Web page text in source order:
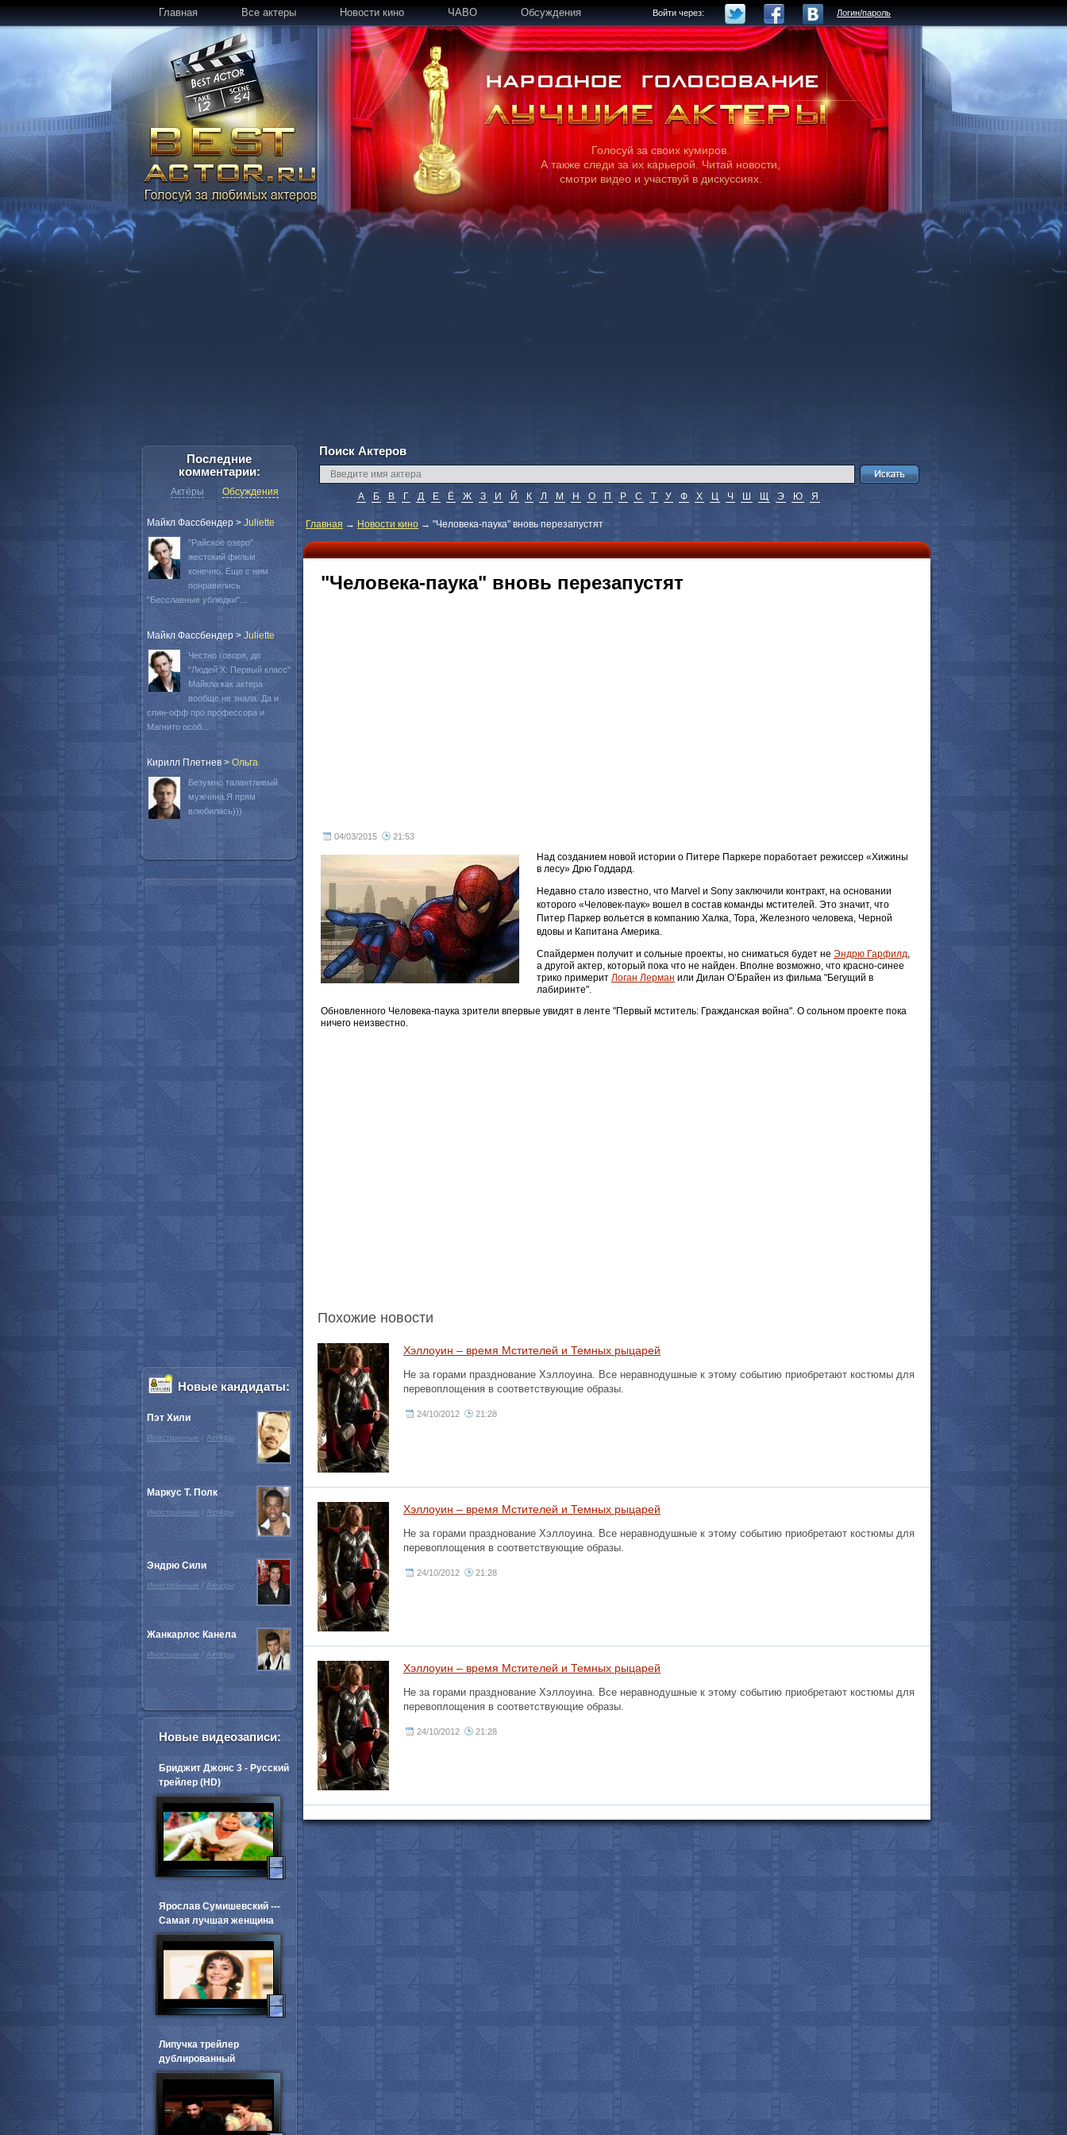
Главная Все актеры Новости кино ЧАВО Обсуждения Войти через: Логин/пароль
Голосуй за своих кумиров.
А также следи за их карьерой. Читай новости,
смотри видео и участвуй в дискуссиях.
Поиск Актеров
А Б В Г Д Е Ё Ж З И Й К Л М Н О П Р С Т У Ф Х Ц Ч Ш Щ Э Ю Я
Главная → Новости кино → "Человека-паука" вновь перезапустят
"Человека-паука" вновь перезапустят
04/03/2015 21:53
Над созданием новой истории о Питере Паркере поработает режиссер «Хижины
в лесу» Дрю Годдард.
Недавно стало известно, что Marvel и Sony заключили контракт, на основании
которого «Человек-паук» вошел в состав команды мстителей. Это значит, что
Питер Паркер вольется в компанию Халка, Тора, Железного человека, Черной
вдовы и Капитана Америка.
Спайдермен получит и сольные проекты, но сниматься будет не Эндрю Гарфилд,
а другой актер, который пока что не найден. Вполне возможно, что красно-синее
трико примерит Логан Лерман или Дилан О’Брайен из фильма "Бегущий в
лабиринте".
Обновленного Человека-паука зрители впервые увидят в ленте "Первый мститель: Гражданская война". О сольном проекте пока
ничего неизвестно.
Похожие новости
Хэллоуин – время Мстителей и Темных рыцарей
Не за горами празднование Хэллоуина. Все неравнодушные к этому событию приобретают костюмы для
перевоплощения в соответствующие образы.
24/10/2012 21:28
Хэллоуин – время Мстителей и Темных рыцарей
Не за горами празднование Хэллоуина. Все неравнодушные к этому событию приобретают костюмы для
перевоплощения в соответствующие образы.
24/10/2012 21:28
Хэллоуин – время Мстителей и Темных рыцарей
Не за горами празднование Хэллоуина. Все неравнодушные к этому событию приобретают костюмы для
перевоплощения в соответствующие образы.
24/10/2012 21:28
Последние
комментарии:
Актёры Обсуждения
Майкл Фассбендер > Juliette
"Райское озеро"
жестокий фильм
конечно. Еще с ним
понравились
"Бесславные ублюдки"...
Майкл Фассбендер > Juliette
Честно говоря, до
"Людей Х: Первый класс"
Майкла как актера
вообще не знала. Да и
спин-офф про профессора и
Магнито особ...
Кирилл Плетнев > Oльга
Безумно талантливый
мужчина.Я прям
влюбилась)))
Новые кандидаты:
Пэт Хили
Иностранные / Актёры
Маркус Т. Полк
Иностранные / Актёры
Эндрю Сили
Иностранные / Актёры
Жанкарлос Канела
Иностранные / Актёры
все актёры
Новые видеозаписи:
Бриджит Джонс 3 - Русский
трейлер (HD)
Ярослав Сумишевский ---
Самая лучшая женщина
Липучка трейлер
дублированный